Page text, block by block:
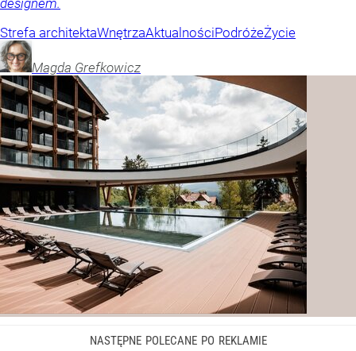
designem.
Strefa architektaWnętrzaAktualnościPodróżeŻycie
Magda Grefkowicz